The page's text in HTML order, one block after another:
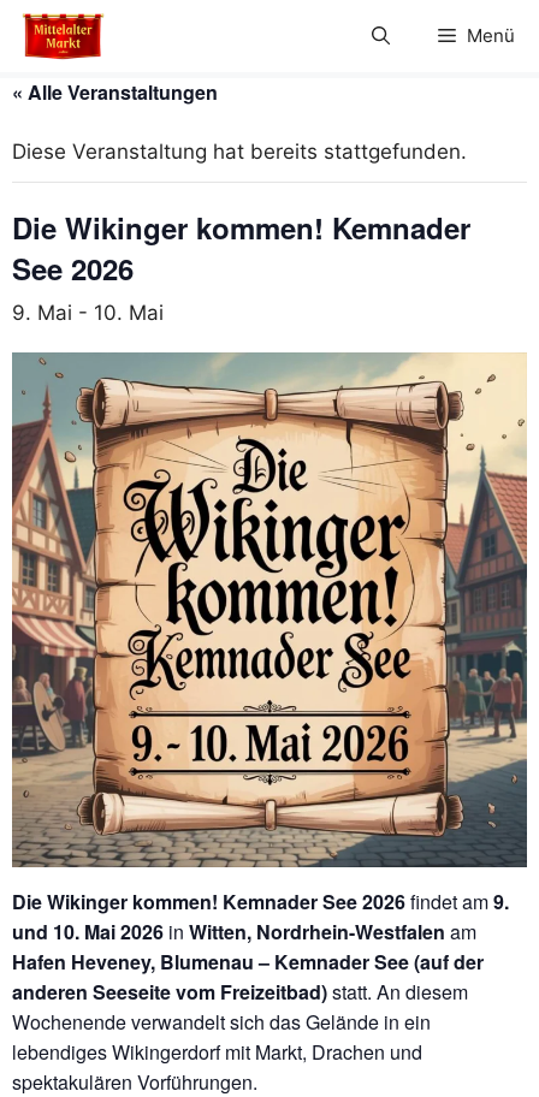
Zum
Inhalt
Menü
« Alle Veranstaltungen
Diese Veranstaltung hat bereits stattgefunden.
Die Wikinger kommen! Kemnader
See 2026
9. Mai - 10. Mai
Die Wikinger kommen! Kemnader See 2026findet am9.
und 10. Mai 2026 in Witten, Nordrhein-Westfalen am
Hafen Heveney, Blumenau – Kemnader See (auf der
anderen Seeseite vom Freizeitbad)statt. An diesem
Wochenende verwandelt sich das Gelände in ein
lebendiges Wikingerdorf mit Markt, Drachen und
spektakulären Vorführungen.